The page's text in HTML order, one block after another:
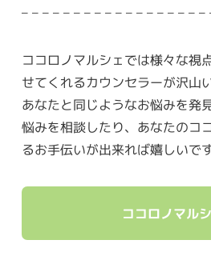
– – – – – – – – – – – – – – – – – –
ココロノマルシェでは様々な視
せてくれるカウンセラーが沢山
あなたと同じようなお悩みを発
悩みを相談したり、あなたのコ
るお手伝いが出来れば嬉しいで
ココロノマル